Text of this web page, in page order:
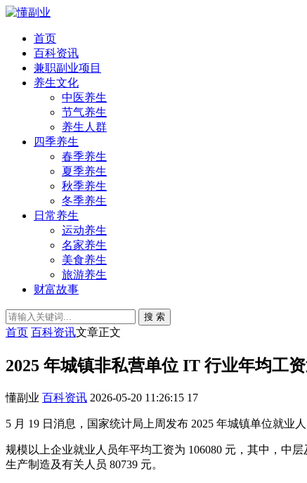
首页
百科资讯
兼职副业项目
养生文化
中医养生
节气养生
养生人群
四季养生
春季养生
夏季养生
秋季养生
冬季养生
日常养生
运动养生
名家养生
美食养生
旅游养生
财富故事
搜 索
首页 百科资讯文章正文
2025 年城镇非私营单位 IT 行业年均工
懂副业 百科资讯 2026-05-20 11:26:15 17
5 月 19 日消息，国家统计局上周发布 2025 年城镇单位就业
规模以上企业就业人员年平均工资为 106080 元，其中，中
生产制造及有关人员 80739 元。